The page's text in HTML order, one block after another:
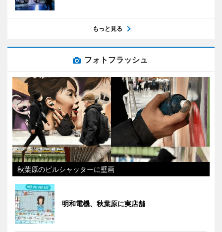
もっと見る
フォトフラッシュ
秋葉原のビルシャッターに壁画
明和電機、秋葉原に実店舗